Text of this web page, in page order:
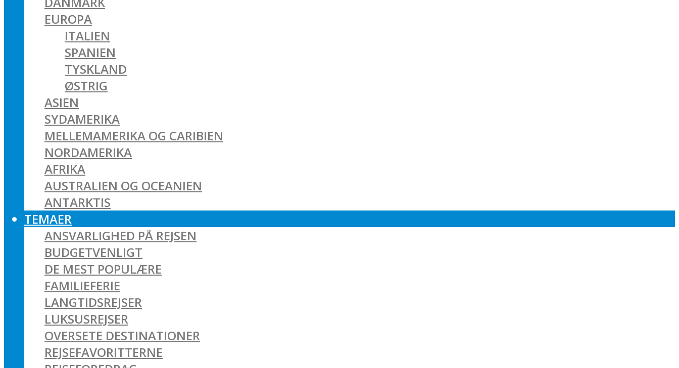
EUROPA
ITALIEN
SPANIEN
TYSKLAND
ØSTRIG
ASIEN
SYDAMERIKA
MELLEMAMERIKA OG CARIBIEN
NORDAMERIKA
AFRIKA
AUSTRALIEN OG OCEANIEN
ANTARKTIS
TEMAER
ANSVARLIGHED PÅ REJSEN
BUDGETVENLIGT
DE MEST POPULÆRE
FAMILIEFERIE
LANGTIDSREJSER
LUKSUSREJSER
OVERSETE DESTINATIONER
REJSEFAVORITTERNE